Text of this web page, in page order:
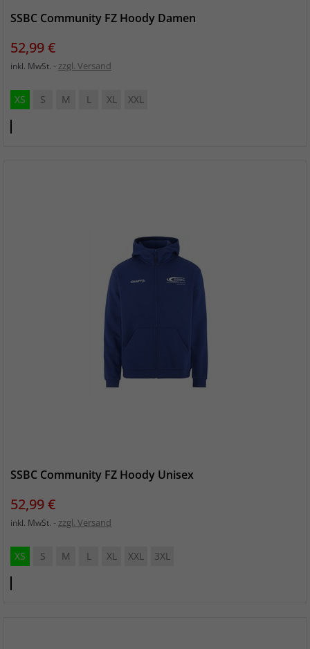
SSBC Community FZ Hoody Damen
Preis
52,99 €
inkl. MwSt. zzgl. Versand
XS S M L XL XXL
SSBC Community FZ Hoody Unisex
Preis
52,99 €
inkl. MwSt. zzgl. Versand
XS S M L XL XXL 3XL